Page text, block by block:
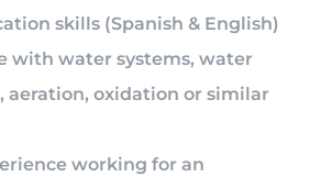
skills (Spanish & English)
with water systems, water
aeration, oxidation or similar
working for an